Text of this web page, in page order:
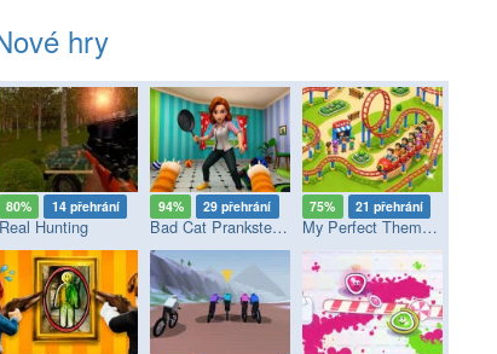
hry
80% 14 přehrání
Real Hunting
94% 29 přehrání
Bad Cat Prankster - Mom’s Return
75% 21 přehrání
My Perfect Theme Park